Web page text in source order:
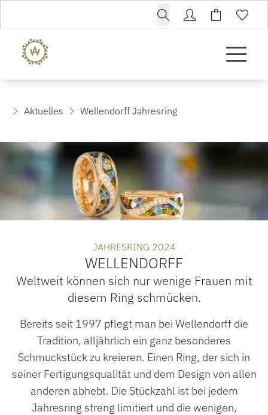
Aktuelles Wellendorff Jahresring
JAHRESRING 2024
WELLENDORFF
Weltweit können sich nur wenige Frauen mit
diesem Ring schmücken.
Bereits seit 1997 pflegt man bei Wellendorff die
Tradition, alljährlich ein ganz besonderes
Schmuckstück zu kreieren. Einen Ring, der sich in
seiner Fertigungsqualität und dem Design von allen
anderen abhebt. Die Stückzahl ist bei jedem
Jahresring streng limitiert und die wenigen,